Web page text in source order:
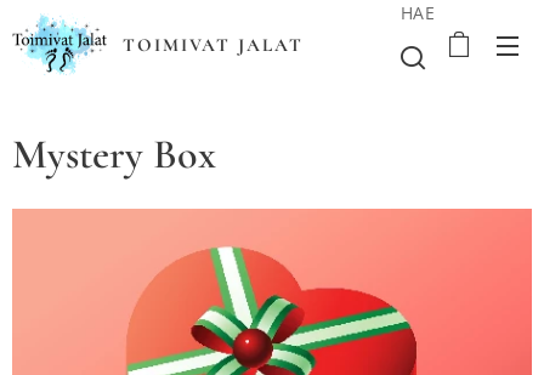
TOIMIVAT JALAT
HAE
Mystery Box